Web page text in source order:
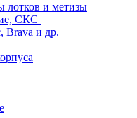
и метизы
СКС
Brava и др.